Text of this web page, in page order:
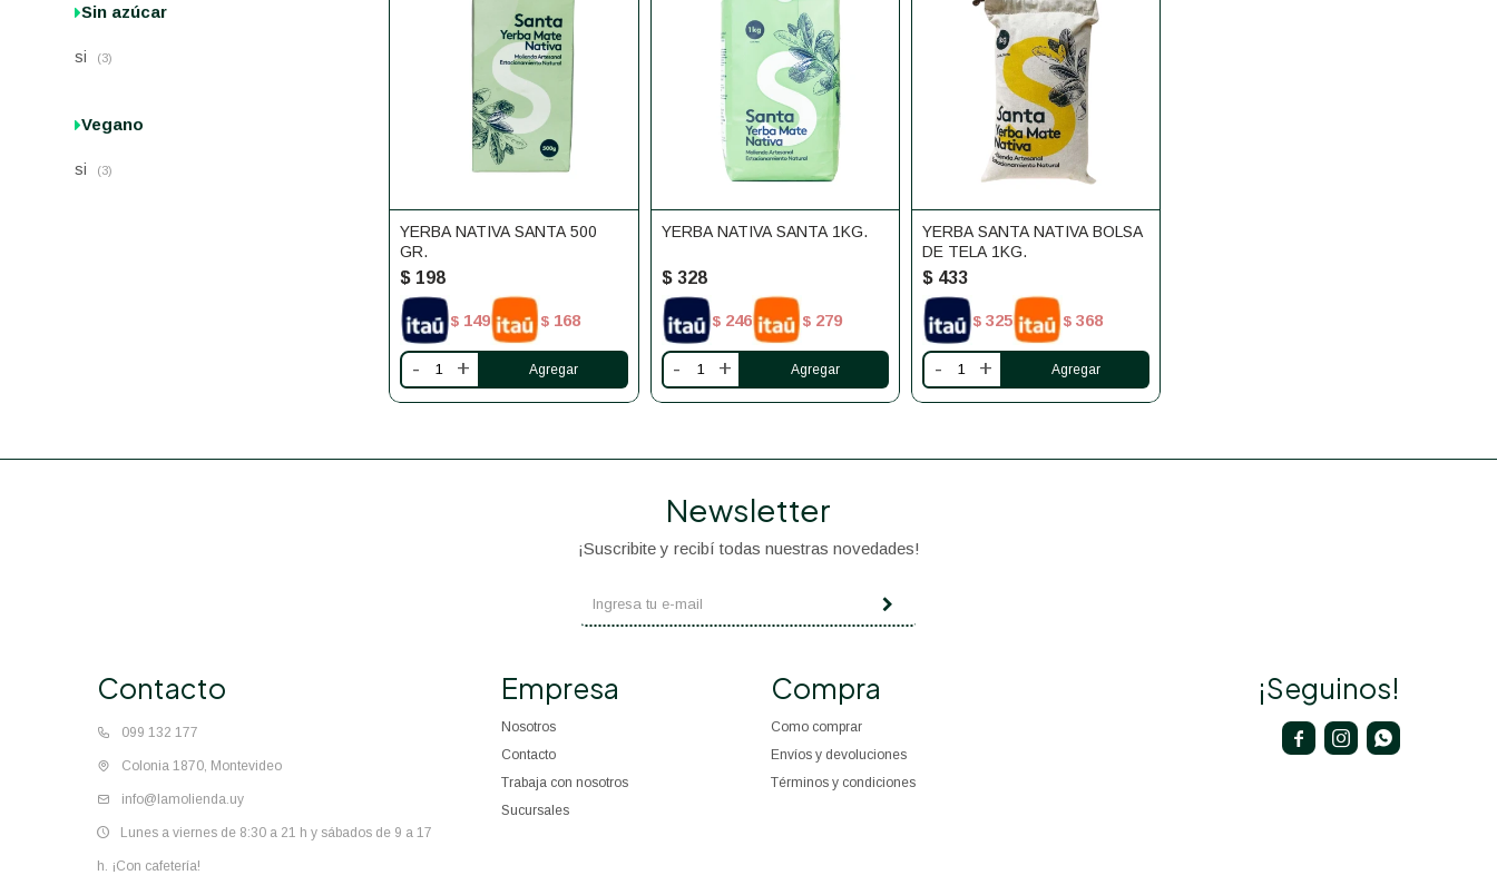
YERBA NATIVA SANTA 500
GR.
$ 198
$ 149 $ 168
- +
YERBA NATIVA SANTA 1KG.
$ 328
$ 246 $ 279
- +
YERBA SANTA NATIVA BOLSA
DE TELA 1KG.
$ 433
$ 325 $ 368
- +
Sin azúcar
si (3)
Vegano
si (3)
Contacto
099 132 177
Colonia 1870, Montevideo
info@lamolienda.uy
Lunes a viernes de 8:30 a 21 h y sábados de 9 a 17
h. ¡Con cafetería!
Empresa
Nosotros
Contacto
Trabaja con nosotros
Sucursales
Compra
Como comprar
Envíos y devoluciones
Términos y condiciones
Newsletter
¡Suscribite y recibí todas nuestras novedades!
¡Seguinos!
  